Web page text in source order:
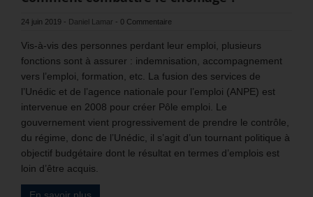
24 juin 2019 - Daniel Lamar - 0 Commentaire
Vis-à-vis des personnes perdant leur emploi, plusieurs
fonctions sont à assurer : indemnisation, accompagnement
vers l’emploi, formation, etc. La fusion des services de
l’Unédic et de l’agence nationale pour l’emploi (ANPE) est
intervenue en 2008 pour créer Pôle emploi. Le
gouvernement vient progressivement de prendre le contrôle,
du régime, donc de l’Unédic, il s’agit d’un tournant politique à
objectif budgétaire dont le résultat en termes d’emplois est
loin d’être acquis.
En savoir plus